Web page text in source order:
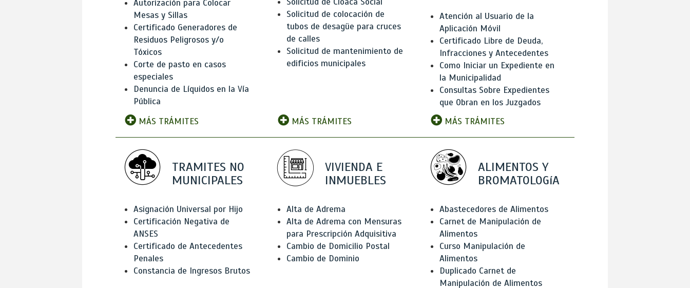
Autorización para Colocar
Mesas y Sillas
Certificado Generadores de
Residuos Peligrosos y/o
Tóxicos
Corte de pasto en casos
especiales
Denuncia de Líquidos en la Vía
Pública
MÁS TRÁMITES
Solicitud de colocación de
tubos de desagüe para cruces
de calles
Solicitud de mantenimiento de
edificios municipales
MÁS TRÁMITES
Atención al Usuario de la
Aplicación Móvil
Certificado Libre de Deuda,
Infracciones y Antecedentes
Como Iniciar un Expediente en
la Municipalidad
Consultas Sobre Expedientes
que Obran en los Juzgados
MÁS TRÁMITES
TRAMITES NO
MUNICIPALES
Asignación Universal por Hijo
Certificación Negativa de
ANSES
Certificado de Antecedentes
Penales
Constancia de Ingresos Brutos
VIVIENDA E
INMUEBLES
Alta de Adrema
Alta de Adrema con Mensuras
para Prescripción Adquisitiva
Cambio de Domicilio Postal
Cambio de Dominio
ALIMENTOS Y
BROMATOLOGíA
Abastecedores de Alimentos
Carnet de Manipulación de
Alimentos
Curso Manipulación de
Alimentos
Duplicado Carnet de
Manipulación de Alimentos